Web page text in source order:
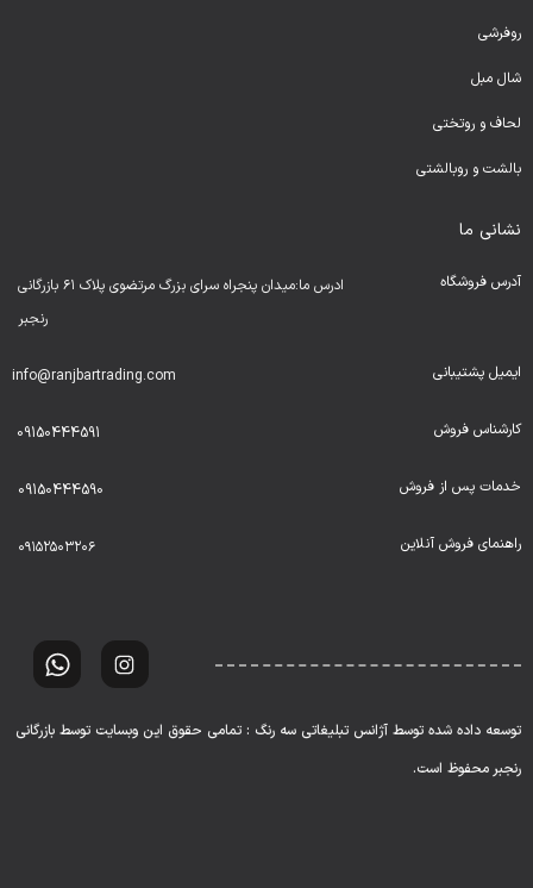
روفرشی
شال مبل
لحاف و روتختی
بالشت و روبالشتی
نشانی ما
آدرس فروشگاه
ادرس ما:میدان پنجراه سرای بزرگ مرتضوی پلاک ۶۱ بازرگانی
رنجبر
ایمیل پشتیبانی info@ranjbartrading.com
کارشناس فروش 09150444591
خدمات پس از فروش 09150444590
راهنمای فروش آنلاین ۰۹۱۵۲۵۰۳۲۰۶
توسعه داده شده توسط آژانس تبلیغاتی سه رنگ : تمامی حقوق این وبسایت توسط بازرگانی
رنجبر محفوظ است.